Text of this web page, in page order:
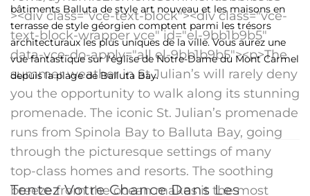
bâtiments Balluta de style art nouveau et les maisons en
terrasse de style géorgien comptent parmi les trésors
architecturaux les plus uniques de la ville. Vous aurez une
vue fantastique sur l'église de Notre-Dame du Mont Carmel
depuis la plage de Balluta Bay.
Tentez Votre Chance Dans Les